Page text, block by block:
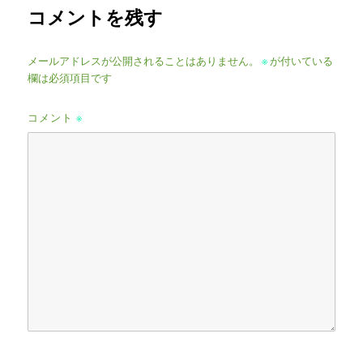
コメントを残す
メールアドレスが公開されることはありません。 ※が付いている
欄は必須項目です
コメント※